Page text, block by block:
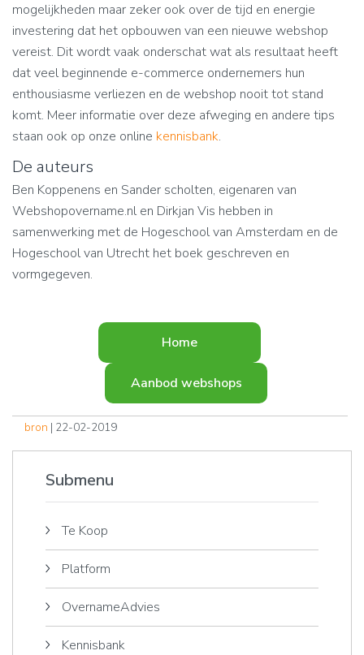
mogelijkheden maar zeker ook over de tijd en energie
investering dat het opbouwen van een nieuwe webshop
vereist. Dit wordt vaak onderschat wat als resultaat heeft
dat veel beginnende e-commerce ondernemers hun
enthousiasme verliezen en de webshop nooit tot stand
komt. Meer informatie over deze afweging en andere tips
staan ook op onze online kennisbank.
De auteurs
Ben Koppenens en Sander scholten, eigenaren van
Webshopovername.nl en Dirkjan Vis hebben in
samenwerking met de Hogeschool van Amsterdam en de
Hogeschool van Utrecht het boek geschreven en
vormgegeven.
Home
Aanbod webshops
bron | 22-02-2019
Submenu
Te Koop
Platform
OvernameAdvies
Kennisbank